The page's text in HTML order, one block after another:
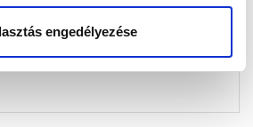
engedélyezése